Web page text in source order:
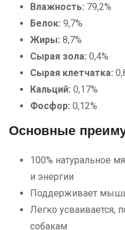
Влажность: 79,2%
Белок: 9,7%
Жиры: 8,7%
Сырая зола: 0,4%
Сырая клетчатка:
Кальций: 0,17%
Фосфор: 0,12%
Основные
100% натуральное
и энергии
Поддерживает
Легко усваивается,
собакам